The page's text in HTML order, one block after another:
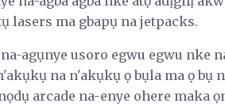
lasers ma gbapụ na jetpacks.
agụnye usoro egwu egwu nke
na n'akụkụ ọ bụla ma ọ bụ
arcade na-enye ohere maka